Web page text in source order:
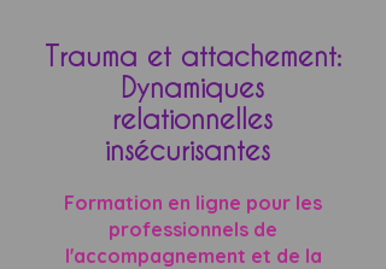
Trauma et attachement:
Dynamiques
relationnelles
insécurisantes
Formation en ligne pour les
professionnels de
l'accompagnement et de la